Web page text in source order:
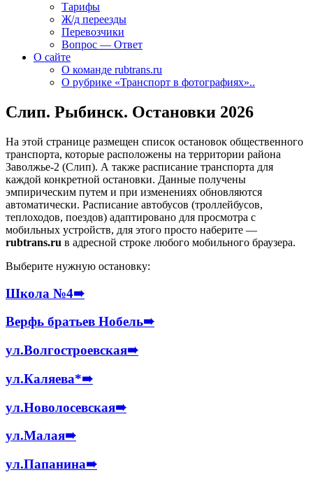
Тарифы
Ж/д переезды
Перевозчики
Вопрос — Ответ
О сайте
О команде rubtrans.ru
О рубрике «Транспорт в фотографиях»..
Слип. Рыбинск. Остановки 2026
На этой странице размещен список остановок общественного
транспорта, которые расположены на территории района
Заволжье-2 (Слип). А также расписание транспорта для
каждой конкретной остановки. Данные получены
эмпирическим путем и при изменениях обновляются
автоматически. Расписание автобусов (троллейбусов,
теплоходов, поездов) адаптировано для просмотра с
мобильных устройств, для этого просто наберите —
rubtrans.ru в адресной строке любого мобильного браузера.
Выберите нужную остановку:
Школа №4➠
Верфь братьев Нобель➠
ул.Волгостроевская➠
ул.Каляева*➠
ул.Новолосевская➠
ул.Малая➠
ул.Папанина➠